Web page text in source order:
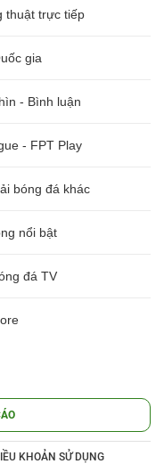
thuật trực tiếp
gia
- Bình luận
- FPT Play
bóng đá khác
nổi bật
đá TV
KHOẢN SỬ DỤNG